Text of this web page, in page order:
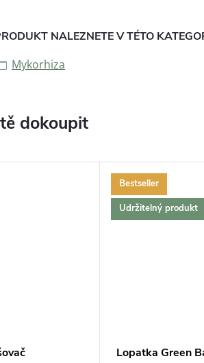
NALEZNETE V TÉTO
Mykorhiza
dokoupit
Bestseller
Udržitelný produkt
Lopatka Green